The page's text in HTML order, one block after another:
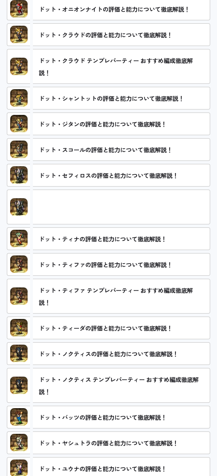
ドット・オニオンナイトの評価と能力について徹底解説！
ドット・クラウドの評価と能力について徹底解説！
ドット・クラウド テンプレパーティー おすすめ編成徹底解
説！
ドット・シャントットの評価と能力について徹底解説！
ドット・ジタンの評価と能力について徹底解説！
ドット・スコールの評価と能力について徹底解説！
ドット・セフィロスの評価と能力について徹底解説！
ドット・ティナの評価と能力について徹底解説！
ドット・ティファの評価と能力について徹底解説！
ドット・ティファ テンプレパーティー おすすめ編成徹底解
説！
ドット・ティーダの評価と能力について徹底解説！
ドット・ノクティスの評価と能力について徹底解説！
ドット・ノクティス テンプレパーティー おすすめ編成徹底解
説！
ドット・バッツの評価と能力について徹底解説！
ドット・ヤシュトラの評価と能力について徹底解説！
ドット・ユウナの評価と能力について徹底解説！